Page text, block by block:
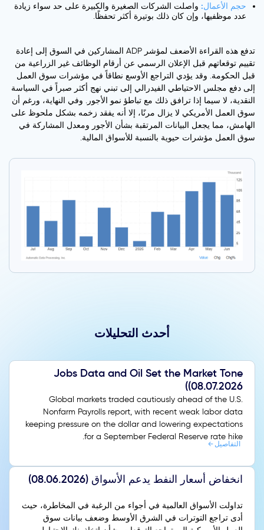
حجم الأعمال: واصلت الشركات الصغيرة والكبيرة على حد سواء زيادة
عدد موظفيها، وإن كان ذلك بوتيرة أكثر تحفظًا.
تدفع هذه القراءة الأضعف لمؤشر ADP المشاركين في السوق إلى إعادة
تقييم توقعاتهم قبل الإعلان الرسمي عن أرقام الوظائف غير الزراعية من
قبل الحكومة. وقد يؤدي التراجع الأوسع نطاقاً في مؤشرات سوق العمل
إلى دفع مجلس الاحتياطي الفيدرالي إلى تبني نهج أكثر صبراً في السياسة
النقدية، لا سيما إذا ترافق ذلك مع تباطؤ نمو الأجور. وفي النهاية، ورغم أن
سوق العمل الأمريكي لا يزال مرنًا، إلا أنه يفقد زخمه بشكل ملحوظ على
الهامش، مما يجعل البيانات المرتقبة بشأن الأجور ومعدل المشاركة في
سوق العمل مؤشرات حيوية بالنسبة للأسواق المالية.
أحدث التحليلات
Jobs Data and Oil Set the Market Tone
(08.07.2026)
Global markets traded cautiously ahead of the U.S.
Nonfarm Payrolls report, with recent weak labor data
keeping pressure on the dollar and lowering expectations
for a September Federal Reserve rate hike.
التفاصيل
انخفاض أسعار النفط يدعم الأسواق (08.06.2026)
تداولت الأسواق العالمية في أجواء من الرغبة في المخاطرة، حيث
أدى تراجع التوترات في الشرق الأوسط وضعف بيانات سوق